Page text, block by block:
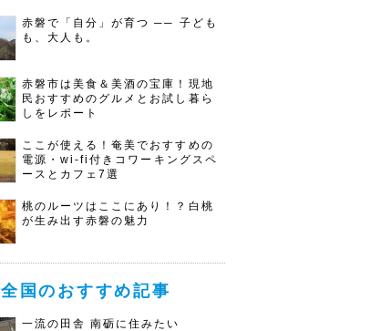
赤磐で「自分」が育つ ── 子ども
も、大人も。
赤磐市は美食＆美酒の宝庫！現地
民おすすめのグルメとお試し暮ら
しをレポート
ここが使える！奄美でおすすめの
電源・wi-fi付きコワーキングスペ
ースとカフェ7選
桃のルーツはここにあり！？白桃
が生み出す赤磐の魅力
全国のおすすめ記事
一流の田舎 南砺に住みたい